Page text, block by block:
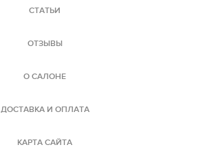
СТАТЬИ
ОТЗЫВЫ
О САЛОНЕ
ДОСТАВКА И ОПЛАТА
КАРТА САЙТА